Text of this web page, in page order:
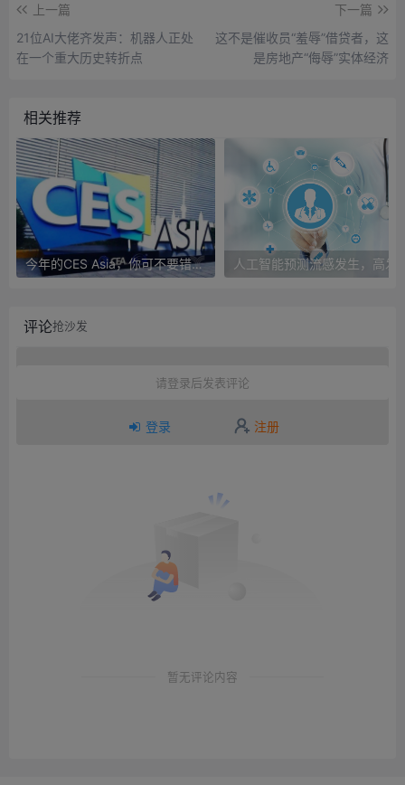
上一篇
21位AI大佬齐发声：机器人正处
在一个重大历史转折点
下一篇
这不是催收员“羞辱”借贷者，这
是房地产“侮辱”实体经济
相关推荐
今年的CES Asia，你可不要错过这些自动驾驶看点
评论抢沙发
请登录后发表评论
登录 注册
暂无评论内容